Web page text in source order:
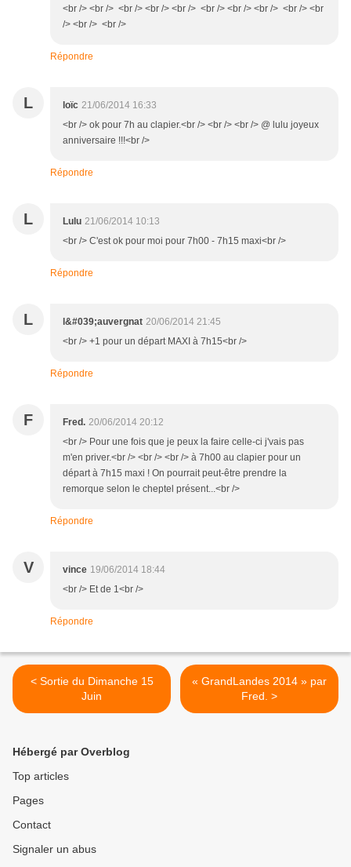
<br /> <br /> <br /> <br /> <br /> <br /> <br /> <br /> <br /> <br
/> <br /> <br />
Répondre
L loïc 21/06/2014 16:33
<br /> ok pour 7h au clapier.<br /> <br /> <br /> @ lulu joyeux
anniversaire !!!<br />
Répondre
L Lulu 21/06/2014 10:13
<br /> C'est ok pour moi pour 7h00 - 7h15 maxi<br />
Répondre
L l&#039;auvergnat 20/06/2014 21:45
<br /> +1 pour un départ MAXI à 7h15<br />
Répondre
F Fred. 20/06/2014 20:12
<br /> Pour une fois que je peux la faire celle-ci j'vais pas
m'en priver.<br /> <br /> <br /> à 7h00 au clapier pour un
départ à 7h15 maxi ! On pourrait peut-être prendre la
remorque selon le cheptel présent...<br />
Répondre
V vince 19/06/2014 18:44
<br /> Et de 1<br />
Répondre
< Sortie du Dimanche 15
Juin
« GrandLandes 2014 » par
Fred. >
Hébergé par Overblog
Top articles
Pages
Contact
Signaler un abus